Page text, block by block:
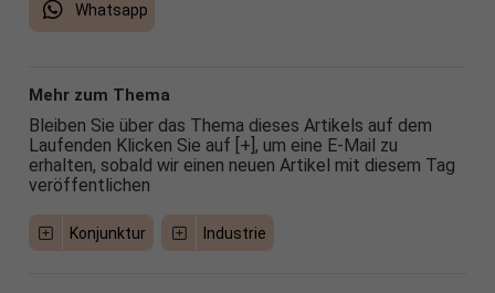
Whatsapp
Mehr zum Thema
Bleiben Sie über das Thema dieses Artikels auf dem
Laufenden Klicken Sie auf [+], um eine E-Mail zu
erhalten, sobald wir einen neuen Artikel mit diesem Tag
veröffentlichen
Konjunktur Industrie